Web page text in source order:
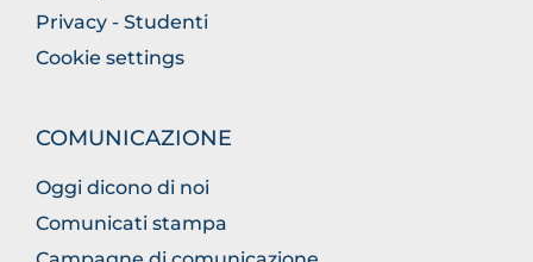
Privacy - Studenti
Cookie settings
COMUNICAZIONE
Oggi dicono di noi
Comunicati stampa